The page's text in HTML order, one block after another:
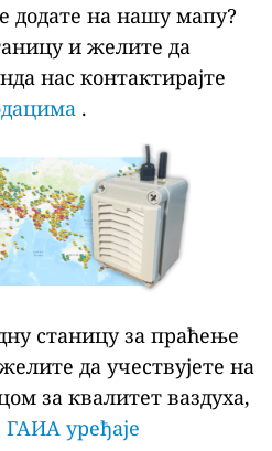
додате на нашу мапу?
и желите да
нас контактирајте
.
станицу за праћење
да учествујете на
за квалитет ваздуха,
ГАИА уређаје